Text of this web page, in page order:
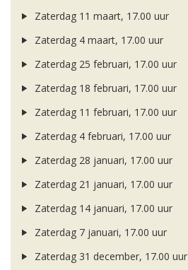
Zaterdag 11 maart, 17.00 uur
Zaterdag 4 maart, 17.00 uur
Zaterdag 25 februari, 17.00 uur
Zaterdag 18 februari, 17.00 uur
Zaterdag 11 februari, 17.00 uur
Zaterdag 4 februari, 17.00 uur
Zaterdag 28 januari, 17.00 uur
Zaterdag 21 januari, 17.00 uur
Zaterdag 14 januari, 17.00 uur
Zaterdag 7 januari, 17.00 uur
Zaterdag 31 december, 17.00 uur